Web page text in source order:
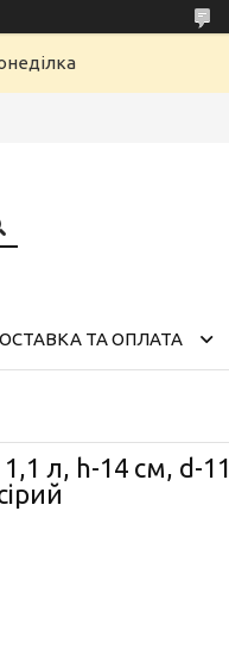
ТА ОПЛАТА
л, h-14 см, d-11